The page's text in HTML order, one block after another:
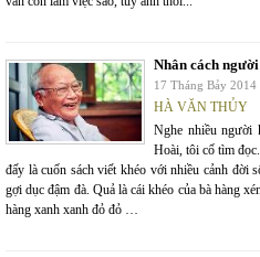
Nhân cách
17 Tháng Bảy 2014
HÀ VĂN THỦY
Nghe nhiều người
Hoài, tôi cố tìm
đấy là cuốn sách viết khéo với nhiều cảnh đời
gợi dục đậm đà. Quả là cái khéo của bà hàng
hàng xanh xanh đỏ đỏ …